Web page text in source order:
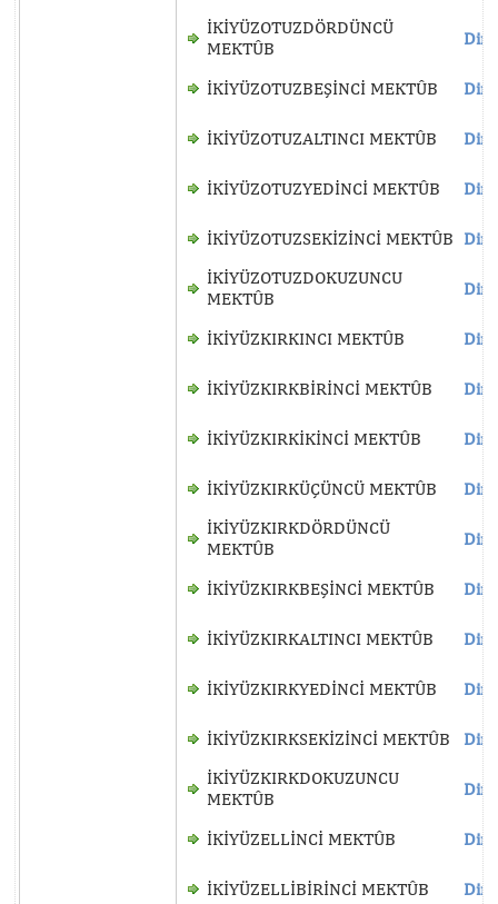
İKİYÜZOTUZDÖRDÜNCÜ
MEKTÛB
İKİYÜZOTUZBEŞİNCİ MEKTÛB
İKİYÜZOTUZALTINCI MEKTÛB
İKİYÜZOTUZYEDİNCİ MEKTÛB
İKİYÜZOTUZSEKİZİNCİ MEKTÛB
İKİYÜZOTUZDOKUZUNCU
MEKTÛB
İKİYÜZKIRKINCI MEKTÛB
İKİYÜZKIRKBİRİNCİ MEKTÛB
İKİYÜZKIRKİKİNCİ MEKTÛB
İKİYÜZKIRKÜÇÜNCÜ MEKTÛB
İKİYÜZKIRKDÖRDÜNCÜ
MEKTÛB
İKİYÜZKIRKBEŞİNCİ MEKTÛB
İKİYÜZKIRKALTINCI MEKTÛB
İKİYÜZKIRKYEDİNCİ MEKTÛB
İKİYÜZKIRKSEKİZİNCİ MEKTÛB
İKİYÜZKIRKDOKUZUNCU
MEKTÛB
İKİYÜZELLİNCİ MEKTÛB
İKİYÜZELLİBİRİNCİ MEKTÛB